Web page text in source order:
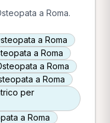
a Roma.
a Roma
a Roma
a Roma
a Roma
per
a Roma